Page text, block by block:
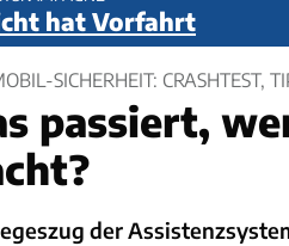
hat Vorfahrt
SICHERHEIT: CRASHTEST,
passiert,
der